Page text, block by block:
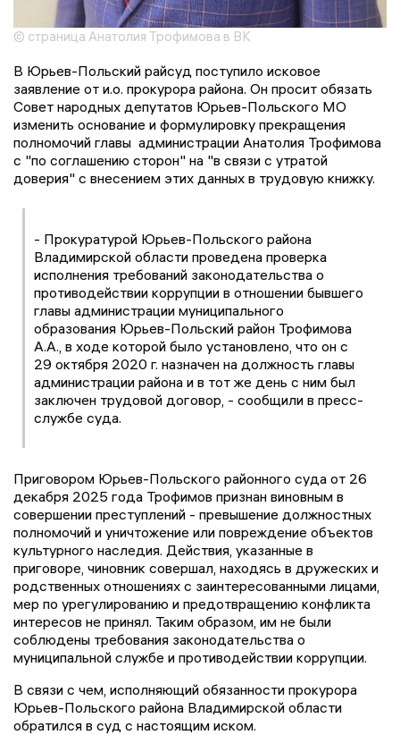
© страница Анатолия Трофимова в ВК
В Юрьев-Польский райсуд поступило исковое
заявление от и.о. прокурора района. Он просит обязать
Совет народных депутатов Юрьев-Польского МО
изменить основание и формулировку прекращения
полномочий главы администрации Анатолия Трофимова
с "по соглашению сторон" на "в связи с утратой
доверия" с внесением этих данных в трудовую книжку.
- Прокуратурой Юрьев-Польского района
Владимирской области проведена проверка
исполнения требований законодательства о
противодействии коррупции в отношении бывшего
главы администрации муниципального
образования Юрьев-Польский район Трофимова
А.А., в ходе которой было установлено, что он с
29 октября 2020 г. назначен на должность главы
администрации района и в тот же день с ним был
заключен трудовой договор, - сообщили в пресс-
службе суда.
Приговором Юрьев-Польского районного суда от 26
декабря 2025 года Трофимов признан виновным в
совершении преступлений - превышение должностных
полномочий и уничтожение или повреждение объектов
культурного наследия. Действия, указанные в
приговоре, чиновник совершал, находясь в дружеских и
родственных отношениях с заинтересованными лицами,
мер по урегулированию и предотвращению конфликта
интересов не принял. Таким образом, им не были
соблюдены требования законодательства о
муниципальной службе и противодействии коррупции.
В связи с чем, исполняющий обязанности прокурора
Юрьев-Польского района Владимирской области
обратился в суд с настоящим иском.